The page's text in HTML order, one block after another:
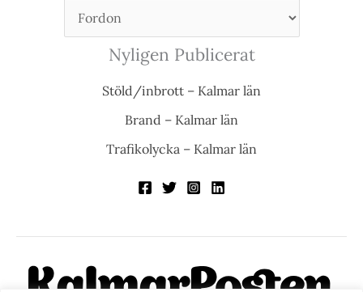
Nyligen Publicerat
Stöld/inbrott – Kalmar län
Brand – Kalmar län
Trafikolycka – Kalmar län